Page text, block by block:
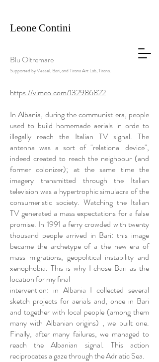
Leone Contini
Blu Oltremare
Supported by Vessel, Bari, and Tirana Art Lab, Tirana.
https://vimeo.com/132986822
In Albania, during the communist era, people
used to build homemade aerials in orde to
illegally reach the Italian TV signal. The
antenna was a sort of "relational device",
indeed created to reach the neighbour (and
former colonizer); at the same time the
imagery transmitted through the Italian
television was a hypertrophic simulacra of the
consumeristic society. Watching the Italian
TV generated a mass expectations for a false
promise. In 1991 a ferry crowded with twenty
thousand people arrived in Bari: this image
became the archetype of a the new era of
mass migrations, geopolitical instability and
xenophobia. This is why I chose Bari as the
location for my final
intervention: in Albania I collected several
sketch projects for aerials and, once in Bari
and together with local people (among them
many with Albanian origins) , we built one.
Finally, after many failures, we managed to
reach the Albanian signal. This action
reciprocates a gaze through the Adriatic Sea.